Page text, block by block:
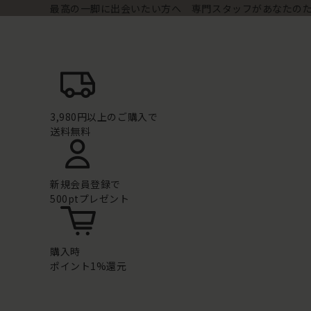
最高の一脚に出会いたい方へ 専門スタッフがあなたの
3,980円以上のご購入で
送料無料
新規会員登録で
500ptプレゼント
購入時
ポイント1%還元